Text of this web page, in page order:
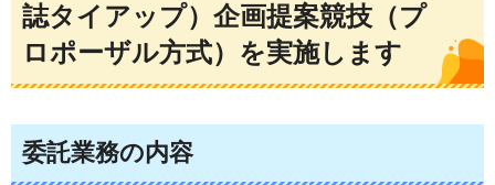
誌タイアップ）企画提案競技（プ
ロポーザル方式）を実施します
委託業務の内容